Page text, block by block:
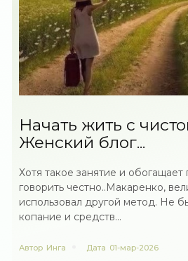
Начать жить с
Женский блог...
Хотя такое занятие и обогащает
говорить честно..Макаренко,
использовал другой метод. Не
копание и средств...
Автор Инга Дата 01-мар-2026